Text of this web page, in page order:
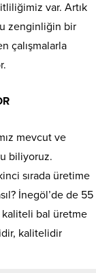
var. Artık
zenginliğin bir
çalışmalarla
mevcut ve
biliyoruz.
sırada üretime
İnegöl’de de 55
bal üretme
kalitelidir